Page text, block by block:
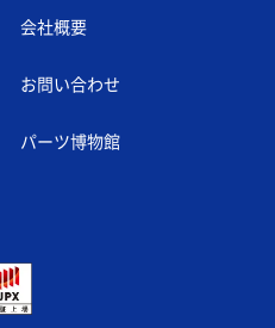
会社概要
お問い合わせ
パーツ博物館